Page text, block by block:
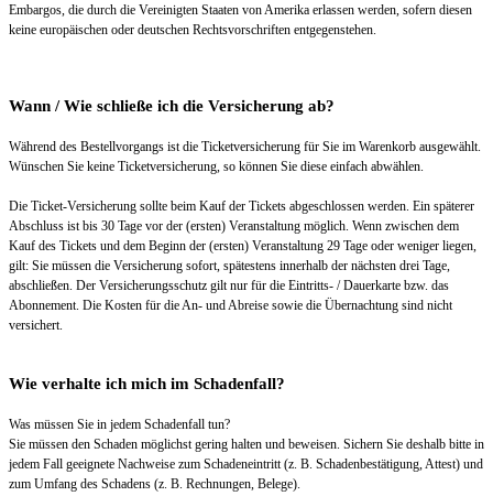
Embargos, die durch die Vereinigten Staaten von Amerika erlassen werden, sofern diesen
keine europäischen oder deutschen Rechtsvorschriften entgegenstehen.
Wann / Wie schließe ich die Versicherung ab?
Während des Bestellvorgangs ist die Ticketversicherung für Sie im Warenkorb ausgewählt.
Wünschen Sie keine Ticketversicherung, so können Sie diese einfach abwählen.
Die Ticket-Versicherung sollte beim Kauf der Tickets abgeschlossen werden. Ein späterer
Abschluss ist bis 30 Tage vor der (ersten) Veranstaltung möglich. Wenn zwischen dem
Kauf des Tickets und dem Beginn der (ersten) Veranstaltung 29 Tage oder weniger liegen,
gilt: Sie müssen die Versicherung sofort, spätestens innerhalb der nächsten drei Tage,
abschließen. Der Versicherungsschutz gilt nur für die Eintritts- / Dauerkarte bzw. das
Abonnement. Die Kosten für die An- und Abreise sowie die Übernachtung sind nicht
versichert.
Wie verhalte ich mich im Schadenfall?
Was müssen Sie in jedem Schadenfall tun?
Sie müssen den Schaden möglichst gering halten und beweisen. Sichern Sie deshalb bitte in
jedem Fall geeignete Nachweise zum Schadeneintritt (z. B. Schadenbestätigung, Attest) und
zum Umfang des Schadens (z. B. Rechnungen, Belege).